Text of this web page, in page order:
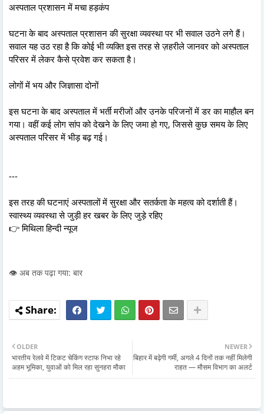
अस्पताल प्रशासन में मचा हड़कंप
घटना के बाद अस्पताल प्रशासन की सुरक्षा व्यवस्था पर भी सवाल उठने लगे हैं।
सवाल यह उठ रहा है कि कोई भी व्यक्ति इस तरह से ज़हरीले जानवर को अस्पताल
परिसर में लेकर कैसे प्रवेश कर सकता है।
लोगों में भय और जिज्ञासा दोनों
इस घटना के बाद अस्पताल में भर्ती मरीजों और उनके परिजनों में डर का माहौल बन
गया। वहीं कई लोग सांप को देखने के लिए जमा हो गए, जिससे कुछ समय के लिए
अस्पताल परिसर में भीड़ बढ़ गई।
---
इस तरह की घटनाएं अस्पतालों में सुरक्षा और सतर्कता के महत्व को दर्शाती हैं।
स्वास्थ्य व्यवस्था से जुड़ी हर खबर के लिए जुड़े रहिए
👉 मिथिला हिन्दी न्यूज
👁️ अब तक पढ़ा गया: बार
NEWER
बिहार में बढ़ेगी गर्मी, अगले 4 दिनों तक नहीं मिलेगी
राहत — मौसम विभाग का अलर्ट
OLDER
भारतीय रेलवे में टिकट चेकिंग स्टाफ निभा रहे
अहम भूमिका, युवाओं को मिल रहा सुनहरा मौका